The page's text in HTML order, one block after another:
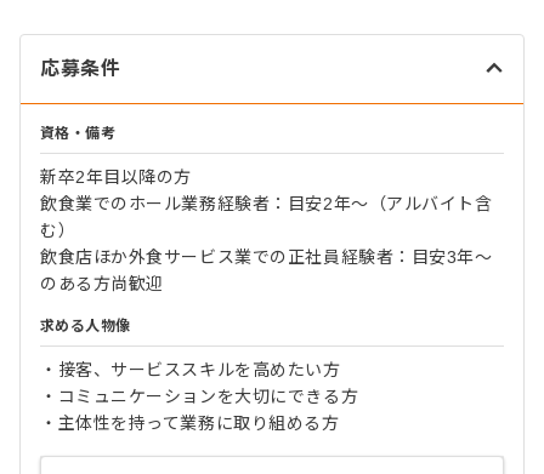
応募条件
資格・備考
新卒2年目以降の方
飲食業でのホール業務経験者：目安2年～（アルバイト含
む）
飲食店ほか外食サービス業での正社員経験者：目安3年～
のある方尚歓迎
求める人物像
・接客、サービススキルを高めたい方
・コミュニケーションを大切にできる方
・主体性を持って業務に取り組める方